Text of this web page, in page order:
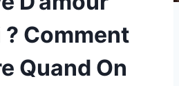
? Comment
Quand On